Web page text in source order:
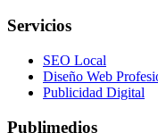
Servicios
SEO Local
Diseño Web
Publicidad Digital
Publimedios